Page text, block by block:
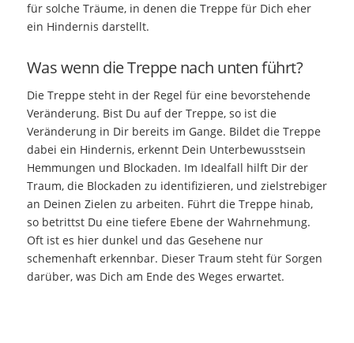
für solche Träume, in denen die Treppe für Dich eher
ein Hindernis darstellt.
Was wenn die Treppe nach unten führt?
Die Treppe steht in der Regel für eine bevorstehende
Veränderung. Bist Du auf der Treppe, so ist die
Veränderung in Dir bereits im Gange. Bildet die Treppe
dabei ein Hindernis, erkennt Dein Unterbewusstsein
Hemmungen und Blockaden. Im Idealfall hilft Dir der
Traum, die Blockaden zu identifizieren, und zielstrebiger
an Deinen Zielen zu arbeiten. Führt die Treppe hinab,
so betrittst Du eine tiefere Ebene der Wahrnehmung.
Oft ist es hier dunkel und das Gesehene nur
schemenhaft erkennbar. Dieser Traum steht für Sorgen
darüber, was Dich am Ende des Weges erwartet.